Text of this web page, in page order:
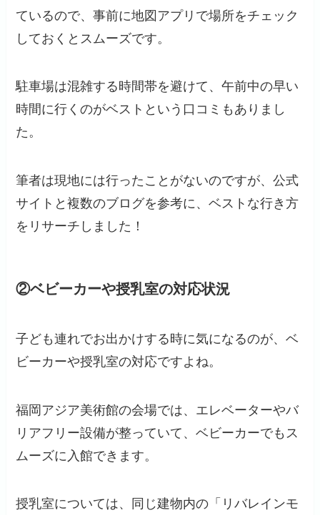
ているので、事前に地図アプリで場所をチェック
しておくとスムーズです。
駐車場は混雑する時間帯を避けて、午前中の早い
時間に行くのがベストという口コミもありまし
た。
筆者は現地には行ったことがないのですが、公式
サイトと複数のブログを参考に、ベストな行き方
をリサーチしました！
②ベビーカーや授乳室の対応状況
子ども連れでお出かけする時に気になるのが、ベ
ビーカーや授乳室の対応ですよね。
福岡アジア美術館の会場では、エレベーターやバ
リアフリー設備が整っていて、ベビーカーでもス
ムーズに入館できます。
授乳室については、同じ建物内の「リバレインモ